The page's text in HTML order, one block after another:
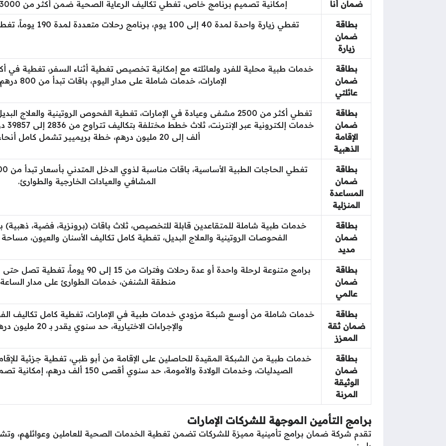
ضمان أنا إمكانية تصميم برنامج خاص، تغطي تكاليف الرعاية الصحية ضمن أكثر من 3000 مزود خدمات طبية في الإمارات.
بطاقة
ضمان
زيارة
تغطي زيارة واحدة لمدة 40 إلى 100 يوم، برنامج رحلات متعددة لمدة 190 يوماً، تغطية الحالات الطارئة وعلاج Covid-19.
بطاقة
ضمان
عائلتي
الإمارات، خدمات شاملة على مدار اليوم، باقات تبدأ من 800 درهم إماراتي سنوياً.
بطاقة
ضمان
الإقامة
الذهبية
تغطي أكثر من 2500 مشفى وعيادة في الإمارات، تغطية الفحوص الروتينية
ألف إلى 20 مليون درهم، خطة بريميير تشمل كامل أنحاء العالم.
بطاقة
ضمان
المساعدة
المنزلية
المشافي والعيادات الخارجية والطوارئ.
بطاقة
ضمان
مديد
خدمات طبية شاملة للمتقاعدين قابلة للتخصيص، ثلاث باقات (برونزية، فضية،
الفحوصات الروتينية والعلاج البديل، تغطية كامل تكاليف الأسنان والعيون،
بطاقة
ضمان
عالمي
منطقة الشنغن، خدمات الطوارئ على مدار
بطاقة
ضمان ثقة
المعزز
خدمات شاملة من أوسع شبكة مزودي خدمات طبية في الإمارات، تغطية كامل تكاليف
والإجراءات الاختيارية، حد سنوي يقدر بـ 20 مليون درهم.
بطاقة
ضمان
الوثيقة
المرنة
خدمات طبية من الشبكة المقيدة للحاصلين على الإقامة من أبو ظبي، تغطية جزئية
الصيدليات، وخدمات الولادة والأمومة، حد سنوي أقصى 150 ألف درهم، إمكانية تصميم بعض الخدمات حسب الحاجة.
برامج التأمين الموجهة للشركات الإمارات
تقدم شركة ضمان برامج تأمينية مميزة للشركات تضمن تغطية الخدمات الصحية للعاملين وعوائلهم،